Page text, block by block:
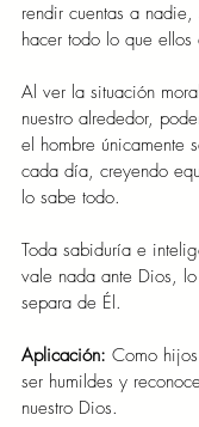
rendir cuentas a
hacer todo lo que ellos
Al ver la situación
nuestro alrededor,
el hombre únicamente
cada día, creyendo
lo sabe todo.
Toda sabiduría e
vale nada ante Dios,
separa de Él.
Aplicación: Como
ser humildes y
nuestro Dios.